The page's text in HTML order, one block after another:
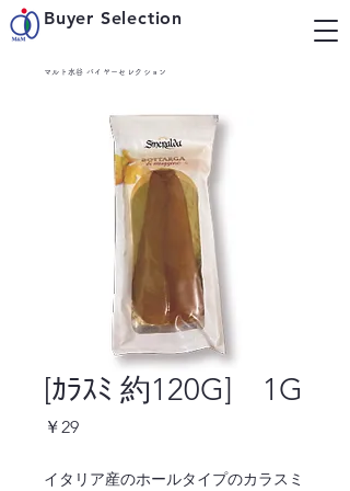
Buyer Selection
マルト水谷 バイヤーセレクション
[ｶﾗｽﾐ 約120G] 1G
￥29価
イタリア産のホールタイプのカラスミ